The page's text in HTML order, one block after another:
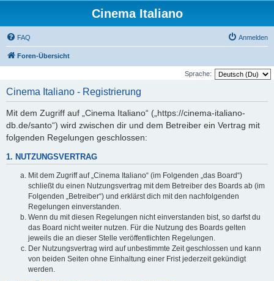
Cinema Italiano
FAQ Anmelden
Foren-Übersicht
Sprache:
Cinema Italiano - Registrierung
Mit dem Zugriff auf „Cinema Italiano“ („https://cinema-italiano-
db.de/santo“) wird zwischen dir und dem Betreiber ein Vertrag mit
folgenden Regelungen geschlossen:
1. NUTZUNGSVERTRAG
Mit dem Zugriff auf „Cinema Italiano“ (im Folgenden „das Board“)
schließt du einen Nutzungsvertrag mit dem Betreiber des Boards ab (im
Folgenden „Betreiber“) und erklärst dich mit den nachfolgenden
Regelungen einverstanden.
Wenn du mit diesen Regelungen nicht einverstanden bist, so darfst du
das Board nicht weiter nutzen. Für die Nutzung des Boards gelten
jeweils die an dieser Stelle veröffentlichten Regelungen.
Der Nutzungsvertrag wird auf unbestimmte Zeit geschlossen und kann
von beiden Seiten ohne Einhaltung einer Frist jederzeit gekündigt
werden.